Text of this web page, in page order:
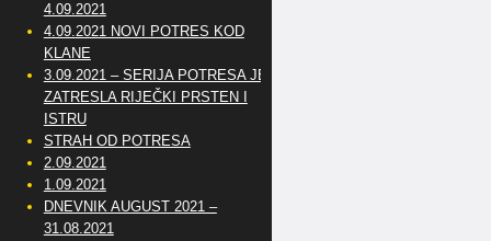
4.09.2021
4.09.2021 NOVI POTRES KOD
KLANE
3.09.2021 – SERIJA POTRESA JE
ZATRESLA RIJEČKI PRSTEN I
ISTRU
STRAH OD POTRESA
2.09.2021
1.09.2021
DNEVNIK AUGUST 2021 –
31.08.2021